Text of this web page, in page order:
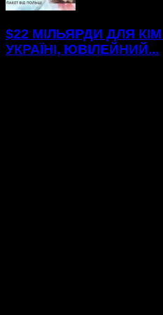
$22 МІЛЬЯРДИ ДЛЯ
УКРАЇНІ, ЮВІЛЕЙНИЙ...